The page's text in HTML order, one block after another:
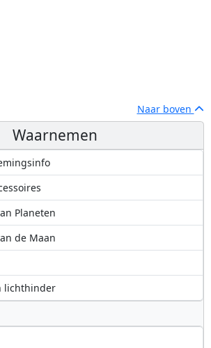
Naar boven
Waarnemen
Planeten
de Maan
lichthinder